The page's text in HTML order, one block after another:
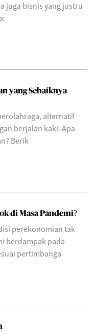
juga bisnis yang justru
yang Sebaiknya
alternatif
berjalan kaki. Apa
Berik
di Masa Pandemi?
perekonomian tak
berdampak pada
pertimbanga